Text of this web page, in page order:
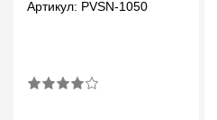
Артикул: PVSN-1050